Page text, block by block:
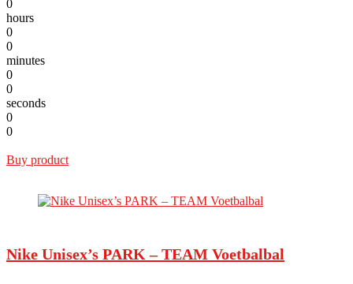
0
hours
0
0
minutes
0
0
seconds
0
0
Buy product
Nike Unisex’s PARK – TEAM Voetbalbal